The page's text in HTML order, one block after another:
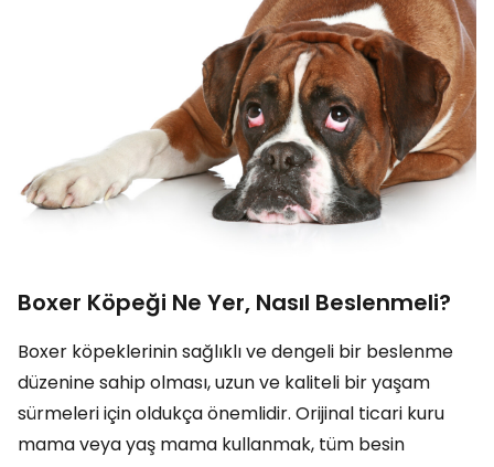
Boxer Köpeği Ne Yer, Nasıl Beslenmeli?
Boxer köpeklerinin sağlıklı ve dengeli bir beslenme
düzenine sahip olması, uzun ve kaliteli bir yaşam
sürmeleri için oldukça önemlidir. Orijinal ticari kuru
mama veya yaş mama kullanmak, tüm besin